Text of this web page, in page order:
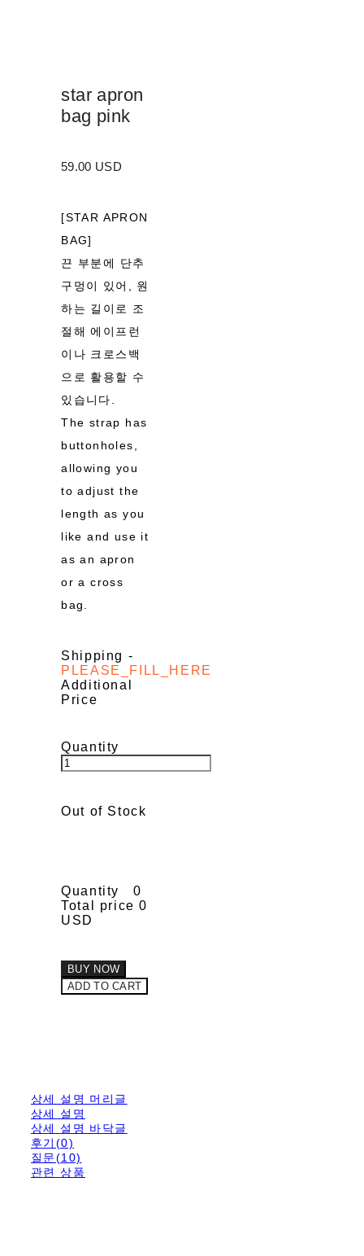
star apron
bag pink
59.00 USD
[STAR APRON
BAG]
끈 부분에 단추
구멍이 있어, 원
하는 길이로 조
절해 에이프런
이나 크로스백
으로 활용할 수
있습니다.
The strap has
buttonholes,
allowing you
to adjust the
length as you
like and use it
as an apron
or a cross
bag.
Shipping -
PLEASE_FILL_HERE
Additional
Price
Quantity
Out of Stock
Quantity
0
Total price 0
USD
BUY NOW
ADD TO CART
상세 설명 머리글
상세 설명
상세 설명 바닥글
후기(0)
질문(10)
관련 상품